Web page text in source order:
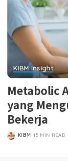
KIBM Insight
Metabolic
yang
Bekerja
POSTED
KIBM 15 MIN READ